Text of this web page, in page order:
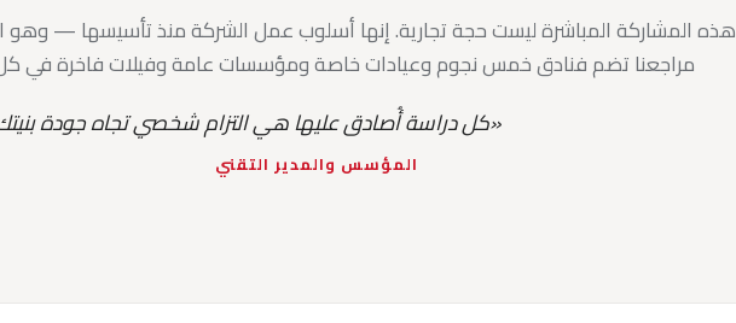
هذه المشاركة المباشرة ليست حجة تجارية. إنها أسلوب عمل الشركة منذ تأسيسها —
مراجعنا تضم فنادق خمس نجوم وعيادات خاصة ومؤسسات عامة وفيلات فاخرة في كل
«كل دراسة أُصادق عليها هي التزام شخصي تجاه جودة بنيتك
المؤسس والمدير التقني